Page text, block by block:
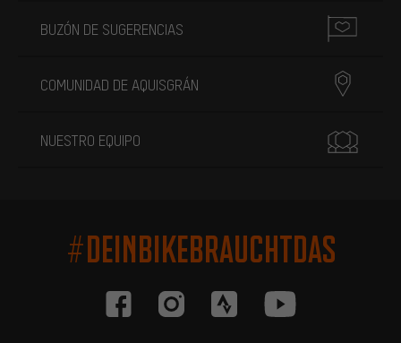
BUZÓN DE SUGERENCIAS
COMUNIDAD DE AQUISGRÁN
NUESTRO EQUIPO
#DEINBIKEBRAUCHTDAS